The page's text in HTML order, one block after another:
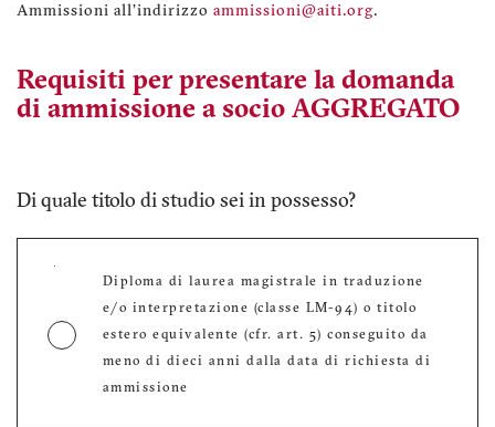
Ammissioni all'indirizzo ammissioni@aiti.org.
Requisiti per presentare la domanda
di ammissione a socio AGGREGATO
Di quale titolo di studio sei in possesso?
Diploma di laurea magistrale in traduzione
e/o interpretazione (classe LM-94) o titolo
estero equivalente (cfr. art. 5) conseguito da
meno di dieci anni dalla data di richiesta di
ammissione